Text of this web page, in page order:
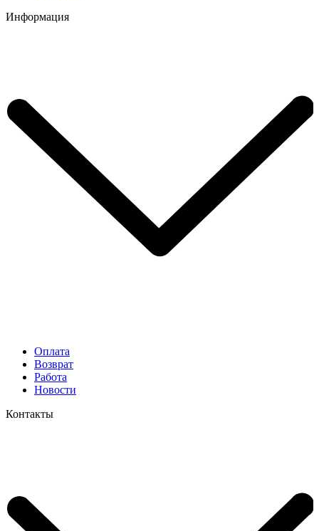
Информация
Оплата
Возврат
Работа
Новости
Контакты